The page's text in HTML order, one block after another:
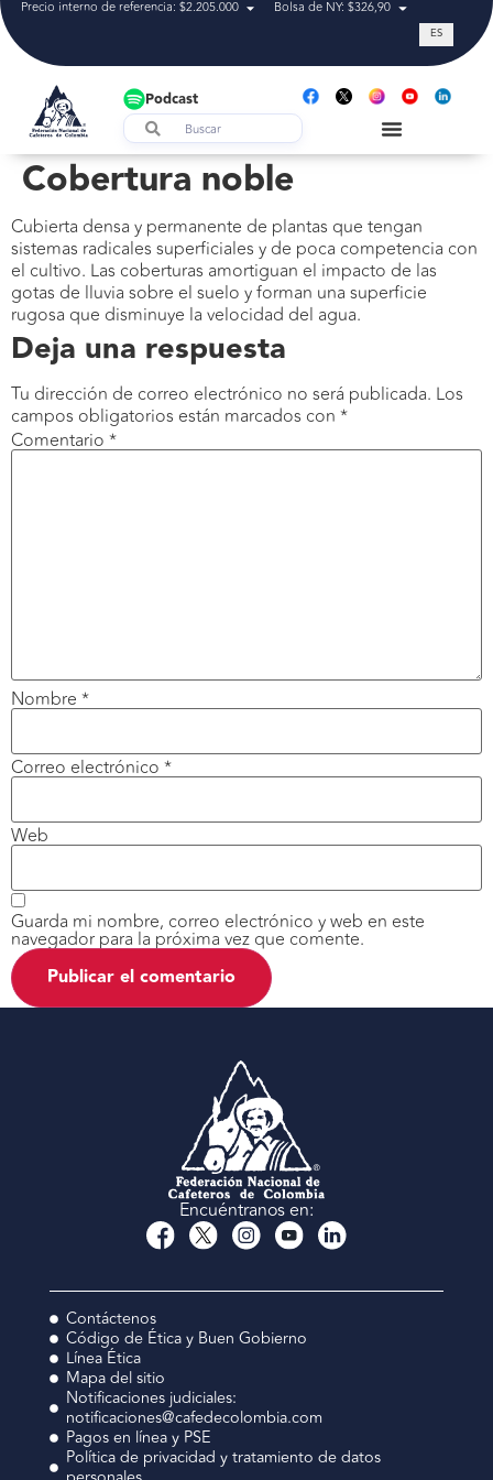
Precio interno de referencia: $2.205.000 Bolsa de NY: $326,90 Tasa de
ES
Podcast
Cobertura noble
Cubierta densa y permanente de plantas que tengan
sistemas radicales superficiales y de poca competencia con
el cultivo. Las coberturas amortiguan el impacto de las
gotas de lluvia sobre el suelo y forman una superficie
rugosa que disminuye la velocidad del agua.
Deja una respuesta
Tu dirección de correo electrónico no será publicada. Los
campos obligatorios están marcados con *
Comentario *
Nombre *
Correo electrónico *
Web
Guarda mi nombre, correo electrónico y web en este
navegador para la próxima vez que comente.
Encuéntranos en:
Contáctenos
Código de Ética y Buen Gobierno
Línea Ética
Mapa del sitio
Notificaciones judiciales:
notificaciones@cafedecolombia.com
Pagos en línea y PSE
Política de privacidad y tratamiento de datos